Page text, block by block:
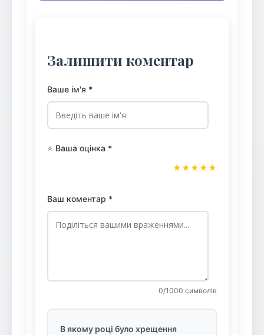
Залишити коментар
Ваше ім'я *
⭐ Ваша оцінка *
★
★
★
★
★
Ваш коментар *
0/1000 символів
В якому році було хрещення